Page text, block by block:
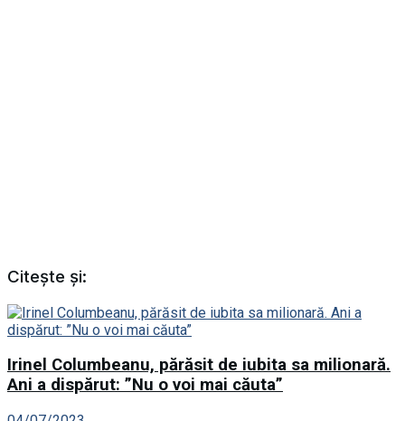
Citește și:
Irinel Columbeanu, părăsit de iubita sa milionară.
Ani a dispărut: ”Nu o voi mai căuta”